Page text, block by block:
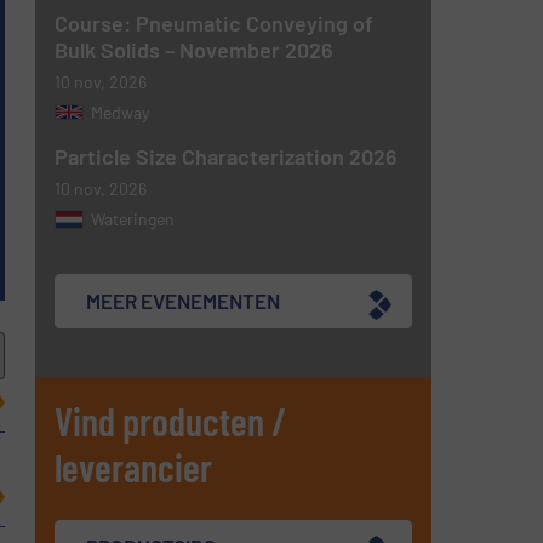
Course: Pneumatic Conveying of
Bulk Solids – November 2026
10 nov, 2026
Medway
Particle Size Characterization 2026
10 nov, 2026
Wateringen
MEER EVENEMENTEN
Vind producten /
leverancier